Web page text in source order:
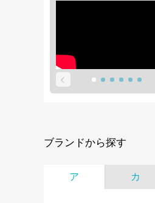
ブランドから探す
ア カ